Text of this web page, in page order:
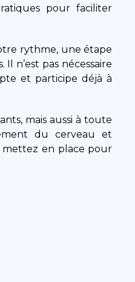
pour faciliter
rythme, une étape
n’est pas nécessaire
et participe déjà à
mais aussi à toute
du cerveau et
mettez en place pour